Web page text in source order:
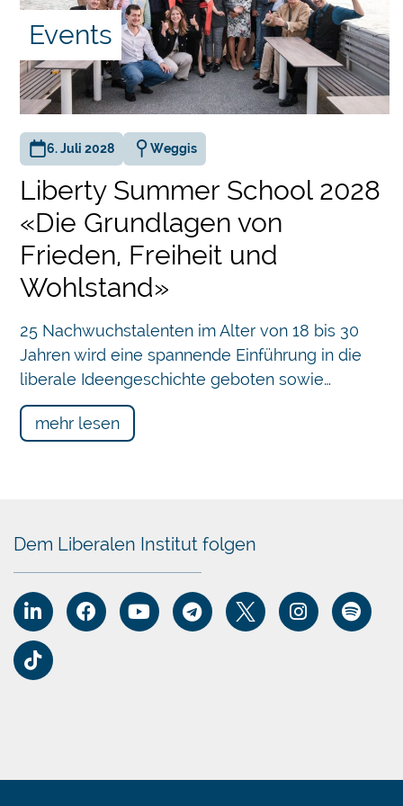
Chatbot
Events
6. Juli 2028 Weggis
Liberty Summer School 2028
«Die Grundlagen von
Frieden, Freiheit und
Wohlstand»
25 Nachwuchstalenten im Alter von 18 bis 30
Jahren wird eine spannende Einführung in die
liberale Ideengeschichte geboten sowie…
mehr lesen
Dem Liberalen Institut folgen